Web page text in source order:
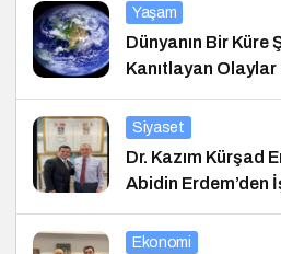
Yaşam
Dünyanın Bir Küre
Kanıtlayan Olaylar
Siyaset
Dr. Kazım Kürşad
Abidin Erdem’den
Ekonomi